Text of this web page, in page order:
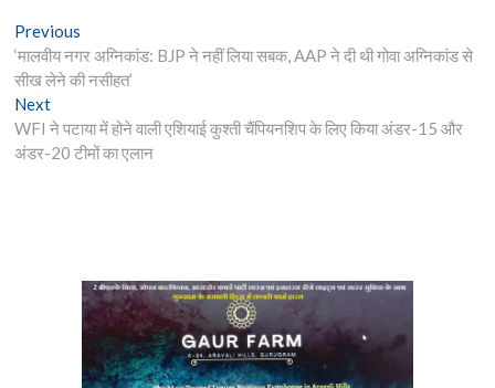
b
o
o
k
er s
p
p
l
dI es
e
Post
navigation
Previous
post:
‘मालवीय नगर अग्निकांड: BJP ने नहीं लिया सबक, AAP ने दी थी गोवा अग्निकांड से
सीख लेने की नसीहत’
NextNext
post:
WFI ने पटाया में होने वाली एशियाई कुश्ती चैंपियनशिप के लिए किया अंडर-15 और
अंडर-20 टीमों का एलान